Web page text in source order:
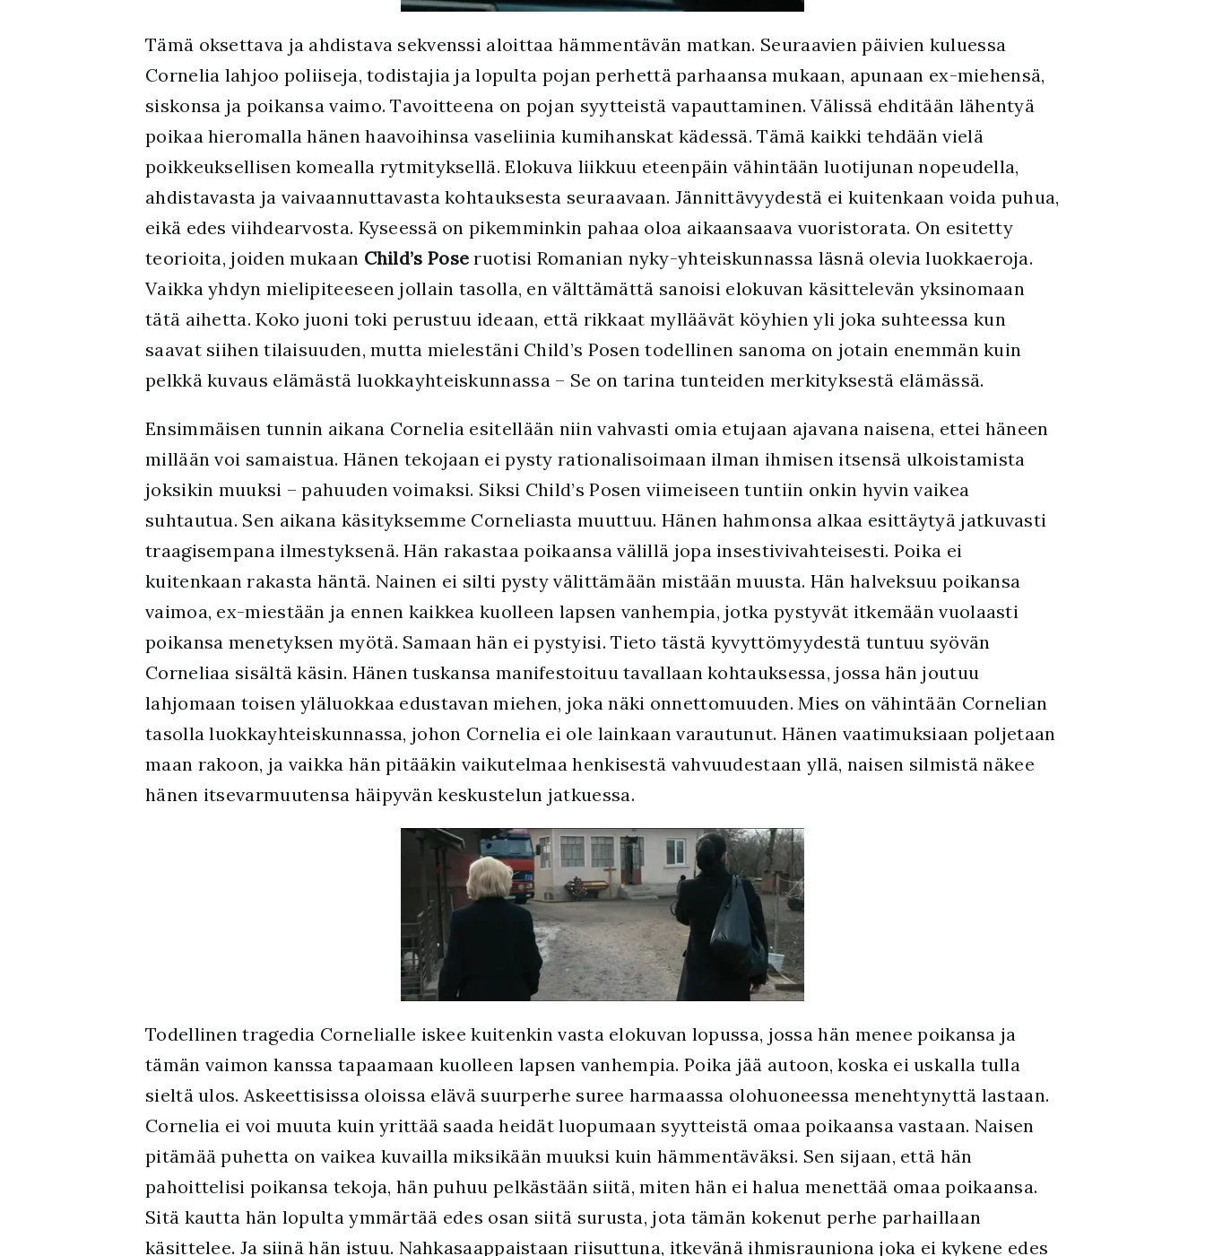
Tämä oksettava ja ahdistava sekvenssi aloittaa hämmentävän matkan. Seuraavien päivien kuluessa
Cornelia lahjoo poliiseja, todistajia ja lopulta pojan perhettä parhaansa mukaan, apunaan ex-miehensä,
siskonsa ja poikansa vaimo. Tavoitteena on pojan syytteistä vapauttaminen. Välissä ehditään lähentyä
poikaa hieromalla hänen haavoihinsa vaseliinia kumihanskat kädessä. Tämä kaikki tehdään vielä
poikkeuksellisen komealla rytmityksellä. Elokuva liikkuu eteenpäin vähintään luotijunan nopeudella,
ahdistavasta ja vaivaannuttavasta kohtauksesta seuraavaan. Jännittävyydestä ei kuitenkaan voida puhua,
eikä edes viihdearvosta. Kyseessä on pikemminkin pahaa oloa aikaansaava vuoristorata. On esitetty
teorioita, joiden mukaan Child’s Pose ruotisi Romanian nyky-yhteiskunnassa läsnä olevia luokkaeroja.
Vaikka yhdyn mielipiteeseen jollain tasolla, en välttämättä sanoisi elokuvan käsittelevän yksinomaan
tätä aihetta. Koko juoni toki perustuu ideaan, että rikkaat mylläävät köyhien yli joka suhteessa kun
saavat siihen tilaisuuden, mutta mielestäni Child’s Posen todellinen sanoma on jotain enemmän kuin
pelkkä kuvaus elämästä luokkayhteiskunnassa – Se on tarina tunteiden merkityksestä elämässä.
Ensimmäisen tunnin aikana Cornelia esitellään niin vahvasti omia etujaan ajavana naisena, ettei häneen
millään voi samaistua. Hänen tekojaan ei pysty rationalisoimaan ilman ihmisen itsensä ulkoistamista
joksikin muuksi – pahuuden voimaksi. Siksi Child’s Posen viimeiseen tuntiin onkin hyvin vaikea
suhtautua. Sen aikana käsityksemme Corneliasta muuttuu. Hänen hahmonsa alkaa esittäytyä jatkuvasti
traagisempana ilmestyksenä. Hän rakastaa poikaansa välillä jopa insestivivahteisesti. Poika ei
kuitenkaan rakasta häntä. Nainen ei silti pysty välittämään mistään muusta. Hän halveksuu poikansa
vaimoa, ex-miestään ja ennen kaikkea kuolleen lapsen vanhempia, jotka pystyvät itkemään vuolaasti
poikansa menetyksen myötä. Samaan hän ei pystyisi. Tieto tästä kyvyttömyydestä tuntuu syövän
Corneliaa sisältä käsin. Hänen tuskansa manifestoituu tavallaan kohtauksessa, jossa hän joutuu
lahjomaan toisen yläluokkaa edustavan miehen, joka näki onnettomuuden. Mies on vähintään Cornelian
tasolla luokkayhteiskunnassa, johon Cornelia ei ole lainkaan varautunut. Hänen vaatimuksiaan poljetaan
maan rakoon, ja vaikka hän pitääkin vaikutelmaa henkisestä vahvuudestaan yllä, naisen silmistä näkee
hänen itsevarmuutensa häipyvän keskustelun jatkuessa.
Todellinen tragedia Cornelialle iskee kuitenkin vasta elokuvan lopussa, jossa hän menee poikansa ja
tämän vaimon kanssa tapaamaan kuolleen lapsen vanhempia. Poika jää autoon, koska ei uskalla tulla
sieltä ulos. Askeettisissa oloissa elävä suurperhe suree harmaassa olohuoneessa menehtynyttä lastaan.
Cornelia ei voi muuta kuin yrittää saada heidät luopumaan syytteistä omaa poikaansa vastaan. Naisen
pitämää puhetta on vaikea kuvailla miksikään muuksi kuin hämmentäväksi. Sen sijaan, että hän
pahoittelisi poikansa tekoja, hän puhuu pelkästään siitä, miten hän ei halua menettää omaa poikaansa.
Sitä kautta hän lopulta ymmärtää edes osan siitä surusta, jota tämän kokenut perhe parhaillaan
käsittelee. Ja siinä hän istuu. Nahkasaappaistaan riisuttuna, itkevänä ihmisrauniona joka ei kykene edes